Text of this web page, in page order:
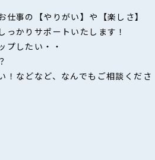
事の【やりがい】や【楽しさ】
っかりサポートいたします！
プしたい・・
などなど、なんでもご相談くださ